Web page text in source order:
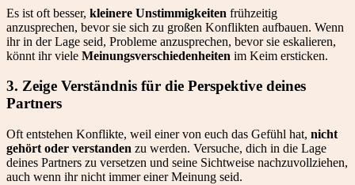
Es ist oft besser, kleinere Unstimmigkeiten frühzeitig
anzusprechen, bevor sie sich zu großen Konflikten aufbauen. Wenn
ihr in der Lage seid, Probleme anzusprechen, bevor sie eskalieren,
könnt ihr viele Meinungsverschiedenheiten im Keim ersticken.
3. Zeige Verständnis für die Perspektive deines
Partners
Oft entstehen Konflikte, weil einer von euch das Gefühl hat, nicht
gehört oder verstanden zu werden. Versuche, dich in die Lage
deines Partners zu versetzen und seine Sichtweise nachzuvollziehen,
auch wenn ihr nicht immer einer Meinung seid.